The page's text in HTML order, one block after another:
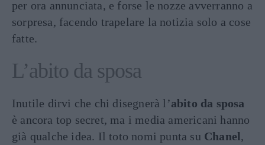
per ora annunciata, e forse le nozze avverranno a
sorpresa, facendo trapelare la notizia solo a cose
fatte.
L’abito da sposa
Inutile dirvi che chi disegnerà l’abito da sposa
è ancora top secret, ma i media americani hanno
già qualche idea. Il toto nomi punta su Chanel,